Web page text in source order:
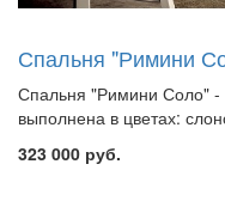
Спальня "Римини
Спальня "Римини Соло" -
выполнена в цветах:
323 000 руб.